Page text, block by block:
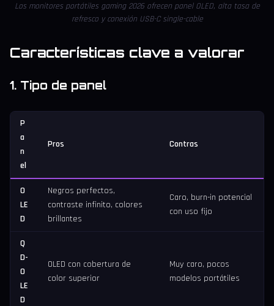
Los monitores portátiles gaming 2026 ofrecen panel OLED, alta tasa de
refresco y conexión USB-C single-cable
Características clave a valorar
1. Tipo de panel
P
a
n
el
Pros Contras
O
LE
D
Negros perfectos,
contraste infinito, colores
brillantes
Caro, burn-in potencial
con uso fijo
Q
D-
O
LE
D
OLED con cobertura de
color superior
Muy caro, pocos
modelos portátiles